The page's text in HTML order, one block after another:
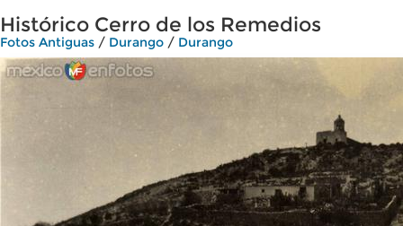
Histórico Cerro de los Remedios
Fotos Antiguas / Durango / Durango